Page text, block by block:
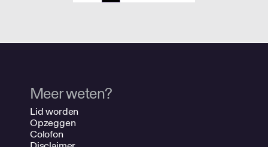
Meer weten?
Lid worden
Opzeggen
Colofon